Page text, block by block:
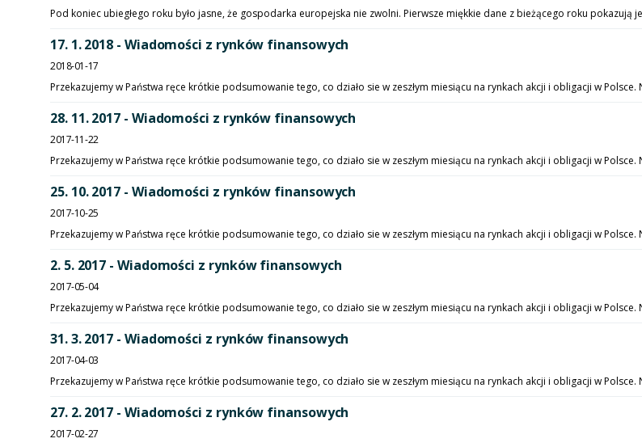
Pod koniec ubiegłego roku było jasne, że gospodarka europejska nie zwolni. Pierwsze miękkie dane z bieżącego roku pokazują
17. 1. 2018 - Wiadomości z rynków finansowych
2018-01-17
Przekazujemy w Państwa ręce krótkie podsumowanie tego, co działo sie w zeszłym miesiącu na rynkach akcji i obligacji w Polsce.
28. 11. 2017 - Wiadomości z rynków finansowych
2017-11-22
Przekazujemy w Państwa ręce krótkie podsumowanie tego, co działo sie w zeszłym miesiącu na rynkach akcji i obligacji w Polsce.
25. 10. 2017 - Wiadomości z rynków finansowych
2017-10-25
Przekazujemy w Państwa ręce krótkie podsumowanie tego, co działo sie w zeszłym miesiącu na rynkach akcji i obligacji w Polsce.
2. 5. 2017 - Wiadomości z rynków finansowych
2017-05-04
Przekazujemy w Państwa ręce krótkie podsumowanie tego, co działo sie w zeszłym miesiącu na rynkach akcji i obligacji w Polsce.
31. 3. 2017 - Wiadomości z rynków finansowych
2017-04-03
Przekazujemy w Państwa ręce krótkie podsumowanie tego, co działo sie w zeszłym miesiącu na rynkach akcji i obligacji w Polsce.
27. 2. 2017 - Wiadomości z rynków finansowych
2017-02-27